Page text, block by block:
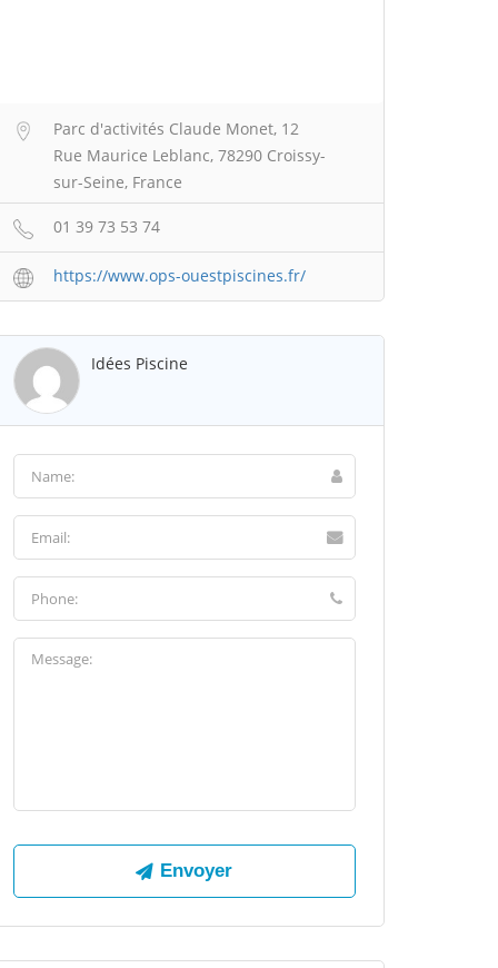
Parc d'activités Claude Monet, 12
Rue Maurice Leblanc, 78290 Croissy-
sur-Seine, France
01 39 73 53 74
https://www.ops-ouestpiscines.fr/
Idées Piscine